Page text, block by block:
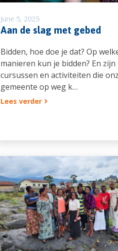
June 5, 2025
Aan de slag met gebed
Bidden, hoe doe je dat? Op
manieren kun je bidden? En zijn
cursussen en activiteiten die
gemeente op weg k…
Lees verder